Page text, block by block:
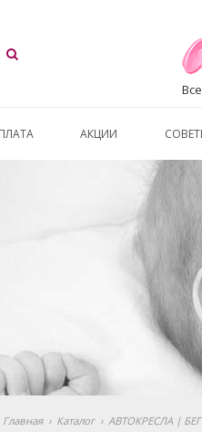
АКЦИИ
Главная › Каталог › АВТОКРЕСЛА |